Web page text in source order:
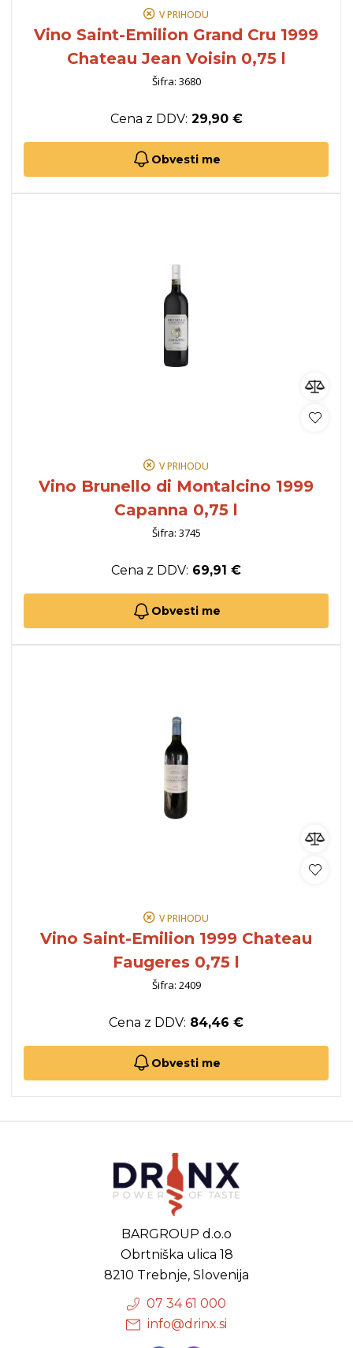
V PRIHODU
Vino Saint-Emilion Grand Cru 1999
Chateau Jean Voisin 0,75 l
Šifra: 3680
Cena z DDV: 29,90 €
Obvesti me
V PRIHODU
Vino Brunello di Montalcino 1999
Capanna 0,75 l
Šifra: 3745
Cena z DDV: 69,91 €
Obvesti me
V PRIHODU
Vino Saint-Emilion 1999 Chateau
Faugeres 0,75 l
Šifra: 2409
Cena z DDV: 84,46 €
Obvesti me
BARGROUP d.o.o
Obrtniška ulica 18
8210 Trebnje, Slovenija
07 34 61 000
info@drinx.si